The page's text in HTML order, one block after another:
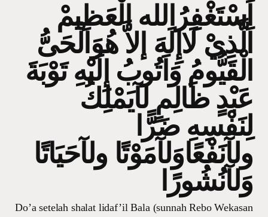
اَسْتَغْفِرُالله الْعَظِيمْ
اَلَّّذِيْ لَاإِلَهَ إلاَّ هُوَالْحَىُّ
الْقَيُّومُ وَاَتُوبُ إِلَيْهِ تَوْبَةَ
عَبْدٍ ظَالِمٍ لآيَمْلِكُ
لِنَفْسِهِ ضَرًّا
ولآنَفْعًاوَلآمَوْتًا ولآحَيَاتًا
وَلآنُشُورًا
Do’a setelah shalat lidaf’il Bala (sunnah Rebo Wekasan